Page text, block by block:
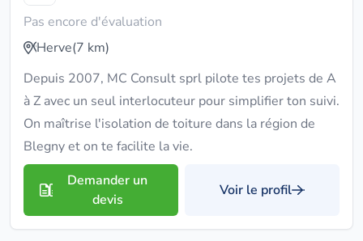
Pas encore d'évaluation
Herve(7 km)
Depuis 2007, MC Consult sprl pilote tes projets de A
à Z avec un seul interlocuteur pour simplifier ton suivi.
On maîtrise l'isolation de toiture dans la région de
Blegny et on te facilite la vie.
Demander un
devis
Voir le profil